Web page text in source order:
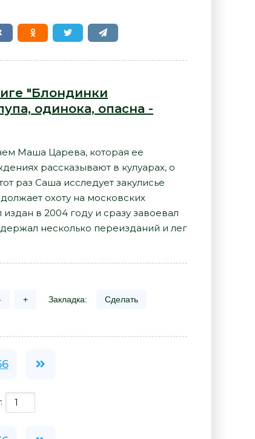
"Блондинки
одинока, опасна -
Маша Царева, которая ее
рассказывают в кулуарах, о
раз Саша исследует закулисье
охоту на московских
в 2004 году и сразу завоевал
несколько переизданий и лег
+ Закладка: Сделать